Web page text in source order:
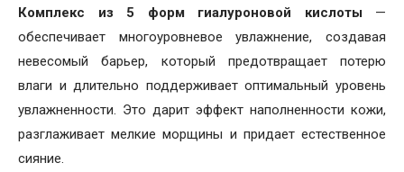
Комплекс из 5 форм гиалуроновой кислоты—
обеспечивает многоуровневое увлажнение, создавая
невесомый барьер, который предотвращает потерю
влаги и длительно поддерживает оптимальный уровень
увлажненности. Это дарит эффект наполненности кожи,
разглаживает мелкие морщины и придает естественное
сияние.